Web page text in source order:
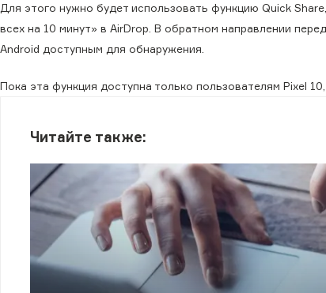
Для этого нужно будет использовать функцию Quick
всех на 10 минут» в AirDrop. В обратном направлении
Android доступным для обнаружения.
Пока эта функция доступна только пользователям Pixel
Читайте также: